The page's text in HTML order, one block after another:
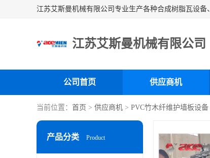
江苏艾斯曼机械有限公司
公司首页 供应商机
当前位置： 首页 > 供应商机 > PVC竹木纤维护墙板设备
产品分类 Product